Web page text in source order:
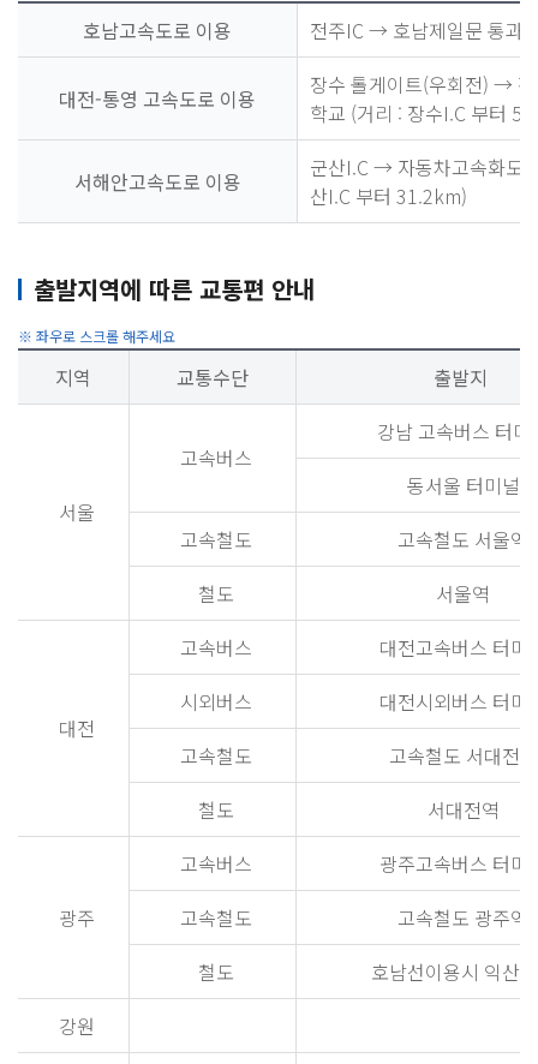
호남고속도로 이용 전주IC → 호남제일문 통과
대전-통영 고속도로 이용
장수 톨게이트(우회전) →
학교 (거리 : 장수I.C 부터
서해안고속도로 이용
군산I.C → 자동차고속화도
산I.C 부터 31.2km)
출발지역에 따른 교통편 안내
지역 교통수단 출발지
서울
고속버스
강남 고속버스 터미
동서울 터미널
고속철도
고속철도 서울역
철도
서울역
대전
고속버스
대전고속버스 터미
시외버스
대전시외버스 터미
고속철도
고속철도 서대전역
철도
서대전역
광주
고속버스
광주고속버스 터미
고속철도
고속철도 광주역
철도
호남선이용시 익산
강원